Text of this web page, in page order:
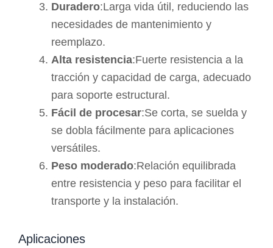
Duradero:Larga vida útil, reduciendo las
necesidades de mantenimiento y
reemplazo.
Alta resistencia:Fuerte resistencia a la
tracción y capacidad de carga, adecuado
para soporte estructural.
Fácil de procesar:Se corta, se suelda y
se dobla fácilmente para aplicaciones
versátiles.
Peso moderado:Relación equilibrada
entre resistencia y peso para facilitar el
transporte y la instalación.
Aplicaciones